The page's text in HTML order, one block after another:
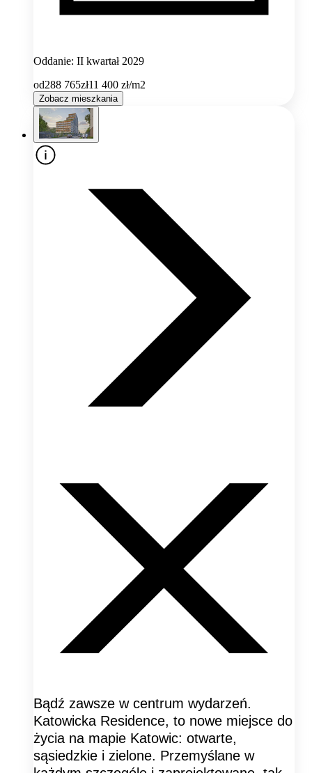
Oddanie: II kwartał 2029
od288 765zł11 400 zł/m2
Zobacz mieszkania
Bądź zawsze w centrum wydarzeń.
Katowicka Residence, to nowe miejsce do
życia na mapie Katowic: otwarte,
sąsiedzkie i zielone. Przemyślane w